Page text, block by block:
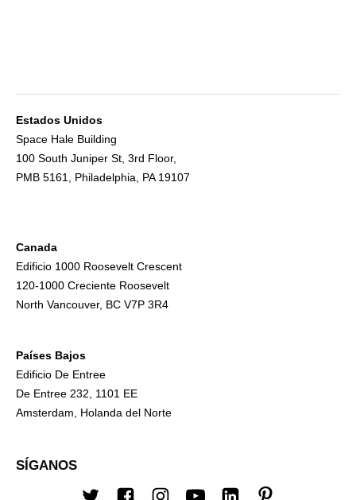
Estados Unidos
Space Hale Building
100 South Juniper St, 3rd Floor,
PMB 5161, Philadelphia, PA 19107
Canada
Edificio 1000 Roosevelt Crescent
120-1000 Creciente Roosevelt
North Vancouver, BC V7P 3R4
Países Bajos
Edificio De Entree
De Entree 232, 1101 EE
Amsterdam, Holanda del Norte
SÍGANOS